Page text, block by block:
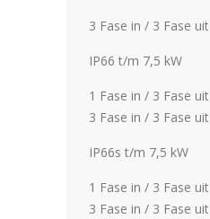
3 Fase in / 3 Fase uit
IP66 t/m 7,5 kW
1 Fase in / 3 Fase uit
3 Fase in / 3 Fase uit
IP66s t/m 7,5 kW
1 Fase in / 3 Fase uit
3 Fase in / 3 Fase uit